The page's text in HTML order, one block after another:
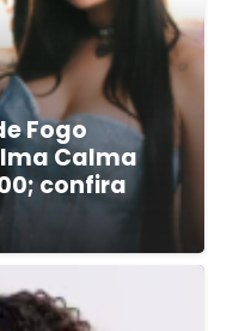
Fogo
Calma
confira